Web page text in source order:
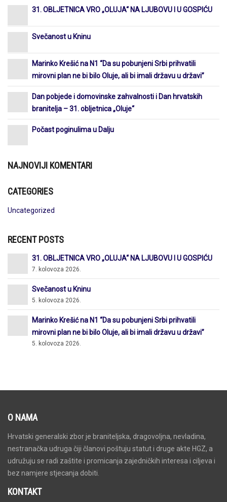
31. OBLJETNICA VRO „OLUJA“ NA LJUBOVU I U GOSPIĆU
Svečanost u Kninu
Marinko Krešić na N1 “Da su pobunjeni Srbi prihvatili
mirovni plan ne bi bilo Oluje, ali bi imali državu u državi”
Dan pobjede i domovinske zahvalnosti i Dan hrvatskih
branitelja – 31. obljetnica „Oluje“
Počast poginulima u Dalju
NAJNOVIJI KOMENTARI
CATEGORIES
Uncategorized
RECENT POSTS
31. OBLJETNICA VRO „OLUJA“ NA LJUBOVU I U GOSPIĆU
7. kolovoza 2026.
Svečanost u Kninu
5. kolovoza 2026.
Marinko Krešić na N1 “Da su pobunjeni Srbi prihvatili
mirovni plan ne bi bilo Oluje, ali bi imali državu u državi”
5. kolovoza 2026.
O NAMA
Hrvatski generalski zbor je braniteljska, dragovoljna, nevladina,
nestranačka udruga čiji članovi poštuju statut i druge akte HGZ, a
udružuju se radi zaštite i promicanja zajedničkih interesa i ciljeva i
bez namjere stjecanja dobiti.
KONTAKT